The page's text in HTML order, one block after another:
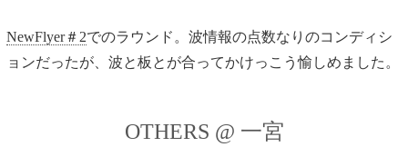
NewFlyer＃2でのラウンド。波情報の点数なりのコンディシ
ョンだったが、波と板とが合ってかけっこう愉しめました。
OTHERS @ 一宮